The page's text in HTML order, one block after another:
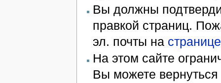
Вы должны
правкой страниц.
эл. почты на
На этом сайте
Вы можете